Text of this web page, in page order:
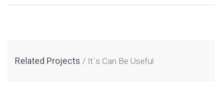
Related Projects It`s Can Be Useful